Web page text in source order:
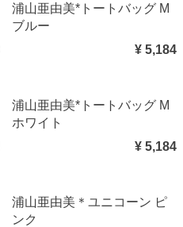
浦山亜由美*トートバッグ M
ブルー
¥ 5,184
浦山亜由美*トートバッグ M
ホワイト
¥ 5,184
浦山亜由美＊ユニコーン ピ
ンク